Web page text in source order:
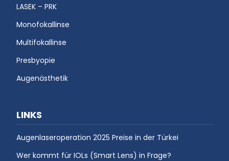
LASEK – PRK
Monofokallinse
Multifokallinse
Presbyopie
Augenästhetik
LINKS
Augenlaseroperation 2025 Preise in der Türkei
Wer kommt für IOLs (Smart Lens) in Frage?